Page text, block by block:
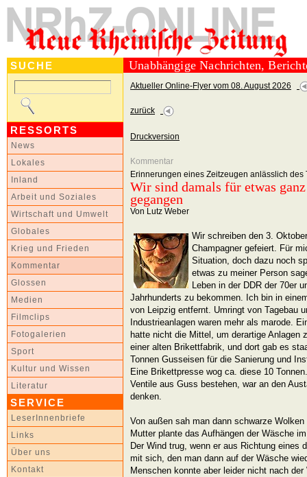
SUCHE
RESSORTS
News
Lokales
Inland
Arbeit und Soziales
Wirtschaft und Umwelt
Globales
Krieg und Frieden
Kommentar
Glossen
Medien
Filmclips
Fotogalerien
Sport
Kultur und Wissen
Literatur
SERVICE
LeserInnenbriefe
Links
Über uns
Kontakt
Unabhängige Nachrichten,
Aktueller Online-Flyer vom 08. August 2026
zurück
Druckversion
Kommentar
Erinnerungen eines Zeitzeugen anlässlich des
Wir sind damals für etwas
gegangen
Von Lutz Weber
Wir schreiben den 3.
Champagner gefeiert. Für
Situation, doch dazu noch
etwas zu meiner Person
Leben in der DDR der 70er
Jahrhunderts zu bekommen. Ich bin in
von Leipzig entfernt. Umringt von Tagebau
Industrieanlagen waren mehr als marode.
hatte nicht die Mittel, um derartige Anlagen
einer alten Brikettfabrik, und dort gab es
Tonnen Gusseisen für die Sanierung und
Eine Brikettpresse wog ca. diese 10
Ventile aus Guss bestehen, war an den
denken.
Von außen sah man dann schwarze
Mutter plante das Aufhängen der Wäsche
Der Wind trug, wenn er aus Richtung eines
mit sich, den man dann auf der Wäsche
Menschen konnte aber leider nicht nach